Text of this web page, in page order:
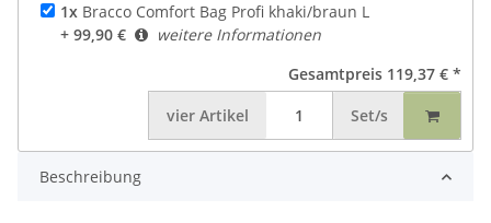
1x Bracco Comfort Bag Profi khaki/braun L
+ 99,90 €
weitere Informationen
Gesamtpreis 119,37 € *
vier Artikel Set/s
Beschreibung